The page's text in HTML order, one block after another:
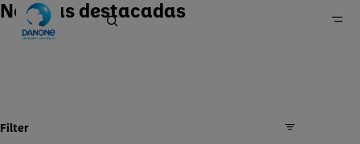
Noticias destacadas
Filter